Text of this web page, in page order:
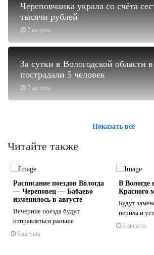
7 августа
Череповчанка украла со счёта
тысячи рублей
7 августа
За сутки в Вологодской области
пострадали 5 человек
Показать всё
Читайте также
Расписание поездов Вологда
— Череповец — Бабаево
изменилось в августе
Вечерние поезда будут
отправляться раньше
6 августа
В Вологде
Красного
Будут
перила и
3 августа